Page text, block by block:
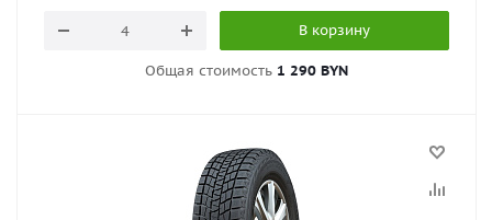
В корзину
Общая стоимость 1 290 BYN